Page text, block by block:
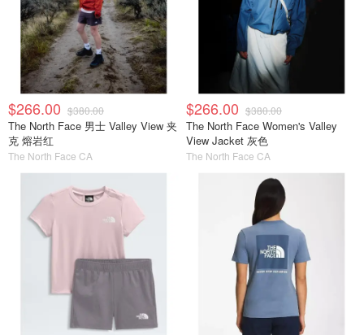
$266.00 $380.00
The North Face 男士 Valley View 夹
克 熔岩红
The North Face CA
$266.00 $380.00
The North Face Women's Valley
View Jacket 灰色
The North Face CA